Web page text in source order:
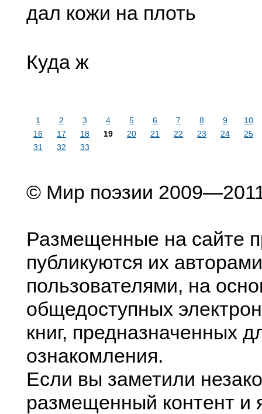
дал кожи на плоть
Куда ж
1 2 3 4 5 6 7 8 9
10
16
17 18 19 20 21 22 23 24
25
31
32 33
© Мир поэзии
Размещенные на сайте
публикуются их
пользователями, на
общедоступных
книг, предназначенных
ознакомления.
Если вы заметили
размещенный контент и